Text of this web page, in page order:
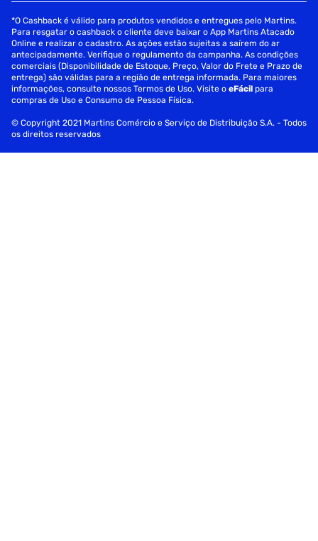
*O Cashback é válido para produtos vendidos e entregues pelo Martins.
Para resgatar o cashback o cliente deve baixar o App Martins Atacado
Online e realizar o cadastro. As ações estão sujeitas a saírem do ar
antecipadamente. Verifique o regulamento da campanha. As condições
comerciais (Disponibilidade de Estoque, Preço, Valor do Frete e Prazo de
entrega) são válidas para a região de entrega informada. Para maiores
informações, consulte nossos Termos de Uso. Visite oeFácil para
compras de Uso e Consumo de Pessoa Física.
© Copyright 2021 Martins Comércio e Serviço de Distribuição S.A. - Todos
os direitos reservados